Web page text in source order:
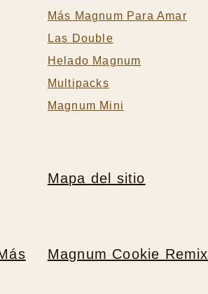
Más Magnum Para Amar
Las Double
Helado Magnum
Multipacks
Magnum Mini
Mapa del sitio
Magnum Cookie Remix